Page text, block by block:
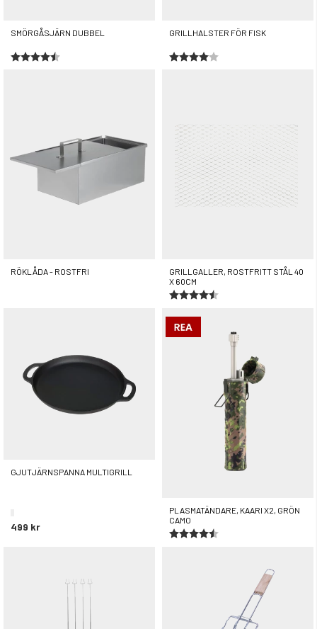
SMÖRGÅSJÄRN DUBBEL
Betyg:
4.6 utav 5 stjärnor
GRILLHALSTER FÖR FISK
Betyg:
4.0 utav 5 stjärnor
RÖKLÅDA - ROSTFRI
GRILLGALLER, ROSTFRITT STÅL 40
X 60CM
249 kr
Betyg:
4.2 utav 5 stjärnor
GJUTJÄRNSPANNA MULTIGRILL
499 kr
PLASMATÄNDARE, KAARI X2, GRÖN
CAMO
Betyg:
4.7 utav 5 stjärnor